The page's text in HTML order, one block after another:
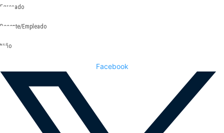
Egresado
Docente/Empleado
Niño
Facebook